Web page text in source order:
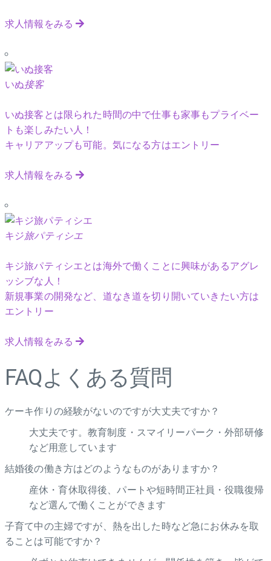
求人情報をみる
いぬ接客
いぬ接客とは限られた時間の中で仕事も家事もプライベー
トも楽しみたい人！
キャリアアップも可能。気になる方はエントリー
求人情報をみる
キジ旅パティシエ
キジ旅パティシエとは海外で働くことに興味があるアグレ
ッシブな人！
新規事業の開発など、道なき道を切り開いていきたい方は
エントリー
求人情報をみる
FAQよくある質問
ケーキ作りの経験がないのですが大丈夫ですか？
大丈夫です。教育制度・スマイリーパーク・外部研修
など用意しています
結婚後の働き方はどのようなものがありますか？
産休・育休取得後、パートや短時間正社員・役職復帰
など選んで働くことができます
子育て中の主婦ですが、熱を出した時など急にお休みを取
ることは可能ですか？